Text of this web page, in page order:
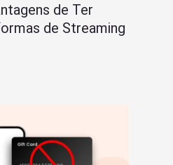
de Ter
de Streaming